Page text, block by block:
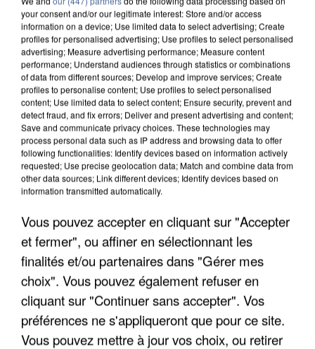
APRÈS TOUTES CES CANICULES, LES REFUGES
DE FAUNE SAUVAGE SONT...
your consent and/or our legitimate interest: Store and/or access
information on a device; Use limited data to select advertising; Create
profiles for personalised advertising; Use profiles to select personalised
advertising; Measure advertising performance; Measure content
performance; Understand audiences through statistics or combinations
of data from different sources; Develop and improve services; Create
profiles to personalise content; Use profiles to select personalised
content; Use limited data to select content; Ensure security, prevent and
detect fraud, and fix errors; Deliver and present advertising and content;
Save and communicate privacy choices. These technologies may
process personal data such as IP address and browsing data to offer
following functionalities: Identify devices based on information actively
requested; Use precise geolocation data; Match and combine data from
other data sources; Link different devices; Identify devices based on
information transmitted automatically.
Vous pouvez accepter en cliquant sur "Accepter
et fermer", ou affiner en sélectionnant les
finalités et/ou partenaires dans "Gérer mes
choix". Vous pouvez également refuser en
cliquant sur "Continuer sans accepter". Vos
préférences ne s'appliqueront que pour ce site.
Vous pouvez mettre à jour vos choix, ou retirer